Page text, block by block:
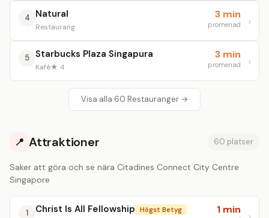
4 Natural
Restaurang
3 min
promenad
5 Starbucks Plaza Singapura
Kafé★ 4
3 min
promenad
Visa alla 60 Restauranger →
📍 Attraktioner 60 platser
Saker att göra och se nära Citadines Connect City Centre
Singapore
1 Christ Is All Fellowship Högst Betyg 1 min